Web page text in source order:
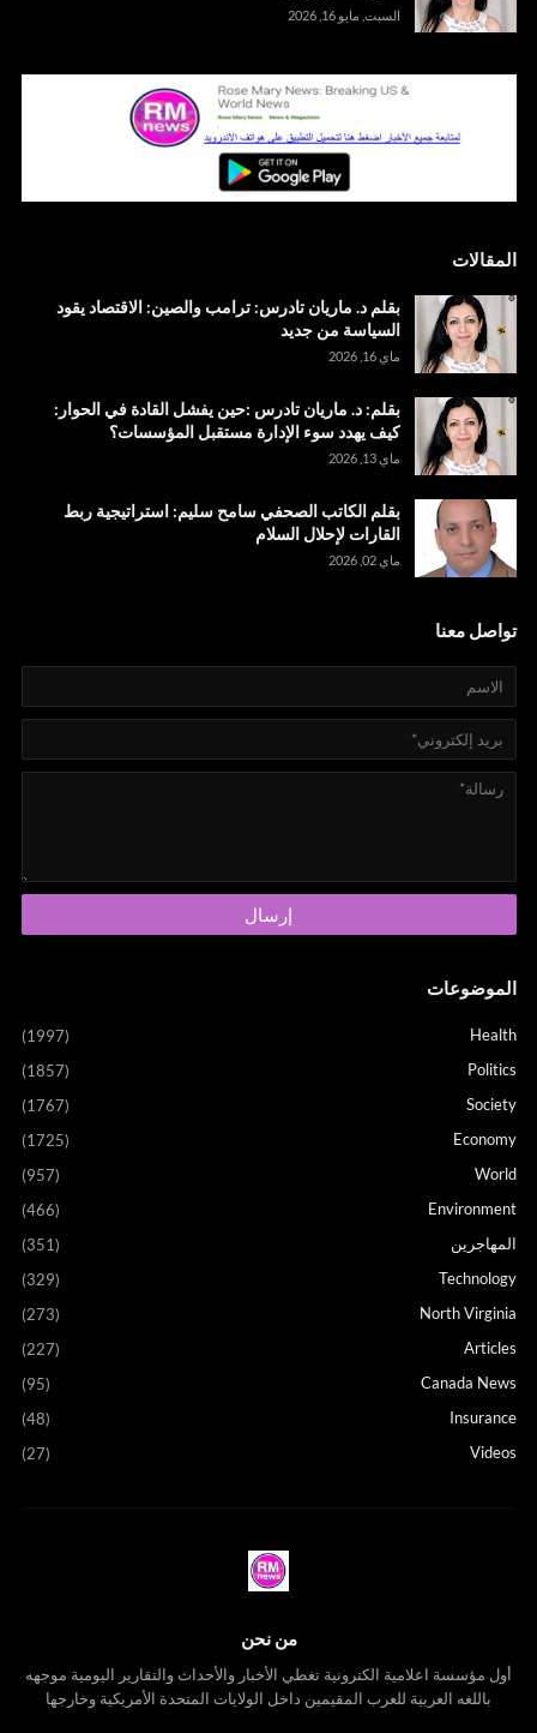
السبت, مايو 16, 2026
المقالات
بقلم د. ماريان تادرس: ترامب والصين: الاقتصاد يقود
السياسة من جديد
ماي 16, 2026
بقلم: د. ماريان تادرس :حين يفشل القادة في الحوار:
كيف يهدد سوء الإدارة مستقبل المؤسسات؟
ماي 13, 2026
بقلم الكاتب الصحفي سامح سليم: استراتيجية ربط
القارات لإحلال السلام
ماي 02, 2026
تواصل معنا
الموضوعات
Health
(1997)
Politics
(1857)
Society
(1767)
Economy
(1725)
World
(957)
Environment
(466)
المهاجرين
(351)
Technology
(329)
North Virginia
(273)
Articles
(227)
Canada News
(95)
Insurance
(48)
Videos
(27)
من نحن
أول مؤسسة اعلامية الكترونية تغطي الأخبار والأحداث والتقارير اليومية موجهه
باللغه العربية للعرب المقيمين داخل الولايات المتحدة الأمريكية وخارجها